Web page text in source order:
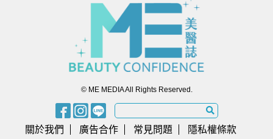
© ME MEDIA All Rights Reserved.
關於我們 廣告合作 常見問題 隱私權條款